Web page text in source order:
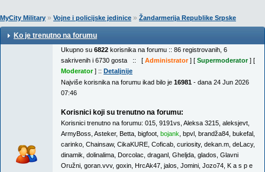
MyCity Military » Vojne i policijske jedinice » Žandarmerija Republike Srpske
Ko je trenutno na forumu
Ukupno su 6822 korisnika na forumu :: 86 registrovanih, 6
sakrivenih i 6730 gosta :: [ Administrator] [ Supermoderator] [
Moderator] :: Detaljnije
Najviše korisnika na forumu ikad bilo je 16981 - dana 24 Jun 2026
07:46
Korisnici koji su trenutno na forumu:
Korisnici trenutno na forumu: 015 9191vs Aleksa 3215 aleksjevt
ArmyBoss Asteker, Betta bigfoot bojank bpvl brandža84 bukefal
carinko Chainsaw, CikaKURE Coficab curiosity, dekan.m deLacy,
dinamik dolinalima Dorcolac draganl Gheljda glados Glavni
Oružni goran.vvv, goxin HrcAk47 jalos Jomini Jozo74 K a s p e